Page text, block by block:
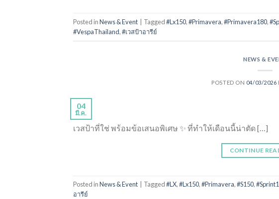
Posted inNews & Event Tagged#Lx150,#Primavera,#Primavera180,
#VespaThailand,#เวสป้าอารีย์
NEWS &
POSTED ON 04/03/2026
04
มี.ค.
เวสป้าที่ใช่ พร้อมข้อเสนอพิเศษ ✨ ที่ทำให้เดือนนี้น่าตัด […]
CONTINUE
Posted inNews & Event Tagged#LX,#Lx150,#Primavera,#S150,
อารีย์